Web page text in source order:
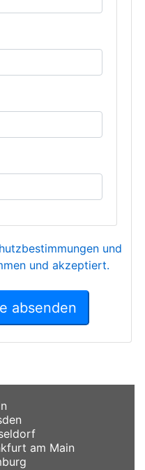
und
und akzeptiert.
absenden
am Main